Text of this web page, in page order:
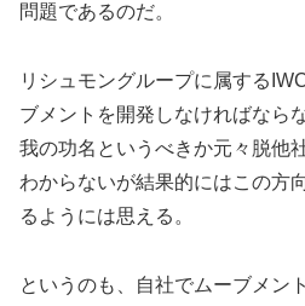
問題であるのだ。
リシュモングループに属する
ブメントを開発しなければなら
我の功名というべきか元々脱他
わからないが結果的にはこの方
るようには思える。
というのも、自社でムーブメン